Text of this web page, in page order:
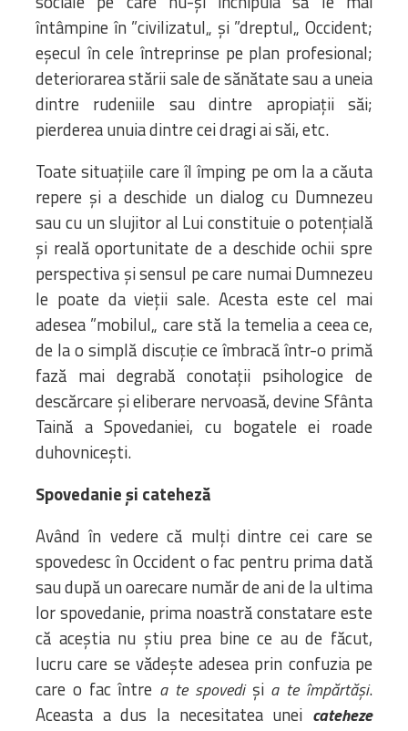
întâmpine în ”civilizatul„ și ”dreptul„ Occident;
eșecul în cele întreprinse pe plan profesional;
deteriorarea stării sale de sănătate sau a uneia
dintre rudeniile sau dintre apropiații săi;
pierderea unuia dintre cei dragi ai săi, etc.
Toate situațiile care îl împing pe om la a căuta
repere și a deschide un dialog cu Dumnezeu
sau cu un slujitor al Lui constituie o potențială
și reală oportunitate de a deschide ochii spre
perspectiva și sensul pe care numai Dumnezeu
le poate da vieții sale. Acesta este cel mai
adesea ”mobilul„ care stă la temelia a ceea ce,
de la o simplă discuție ce îmbracă într-o primă
fază mai degrabă conotații psihologice de
descărcare și eliberare nervoasă, devine Sfânta
Taină a Spovedaniei, cu bogatele ei roade
duhovnicești.
Spovedanie și cateheză
Având în vedere că mulți dintre cei care se
spovedesc în Occident o fac pentru prima dată
sau după un oarecare număr de ani de la ultima
lor spovedanie, prima noastră constatare este
că aceștia nu știu prea bine ce au de făcut,
lucru care se vădește adesea prin confuzia pe
care o fac între a te spovediși a te împărtăși.
Aceasta a dus la necesitatea unei cateheze